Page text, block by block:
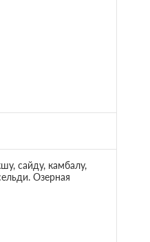
сайду, камбалу,
Озерная